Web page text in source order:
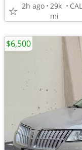
2h ago 29k
mi
$6,500